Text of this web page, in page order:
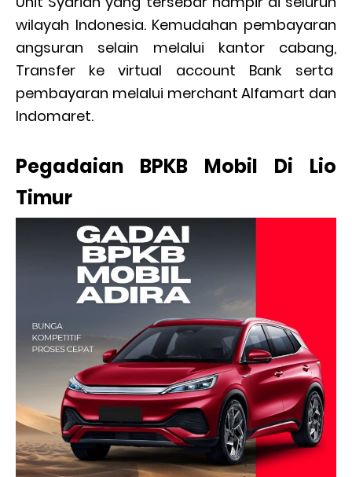
wilayah Indonesia. Kemudahan pembayaran
angsuran selain melalui kantor cabang,
Transfer ke virtual account Bank serta
pembayaran melalui merchant Alfamart dan
Indomaret.
Pegadaian BPKB Mobil Di Lio
Timur